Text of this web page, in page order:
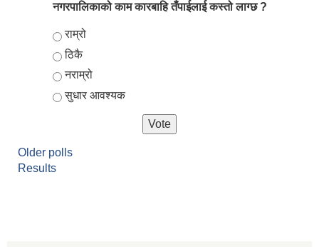
नगरपालिकाको काम कारबाहि तँपाईलाई कस्तो लाग्छ ?
Choices
राम्रो
ठिकै
नराम्रो
सुधार आवश्यक
Older polls
Results